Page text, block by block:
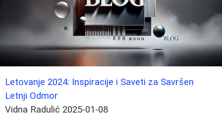
Letovanje 2024: Inspiracije i Saveti za Savršen
Letnji Odmor
Vidna Radulić 2025-01-08